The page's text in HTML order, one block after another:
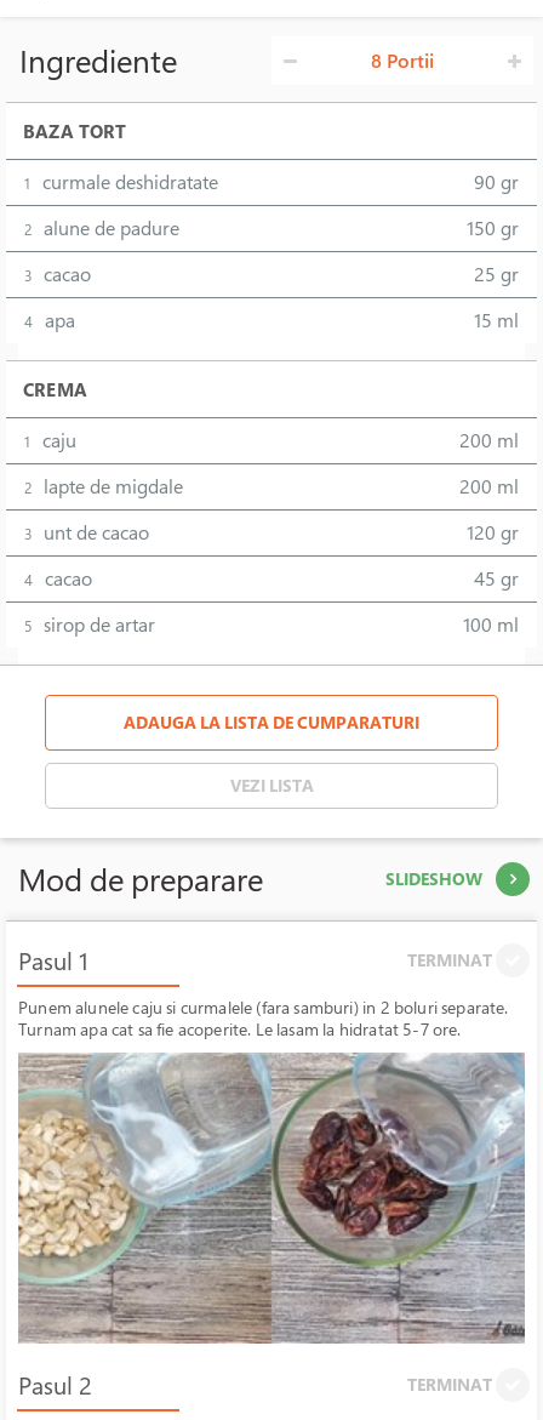
Ingrediente 8 Portii
BAZA TORT
1 curmale deshidratate 90 gr
2 alune de padure 150 gr
3 cacao 25 gr
4 apa 15 ml
CREMA
1 caju 200 ml
2 lapte de migdale 200 ml
3 unt de cacao 120 gr
4 cacao 45 gr
5 sirop de artar 100 ml
ADAUGA LA LISTA DE CUMPARATURI
VEZI LISTA
Mod de preparare SLIDESHOW
Pasul 1 TERMINAT
Punem alunele caju si curmalele (fara samburi) in 2 boluri separate.
Turnam apa cat sa fie acoperite. Le lasam la hidratat 5-7 ore.
Pasul 2 TERMINAT